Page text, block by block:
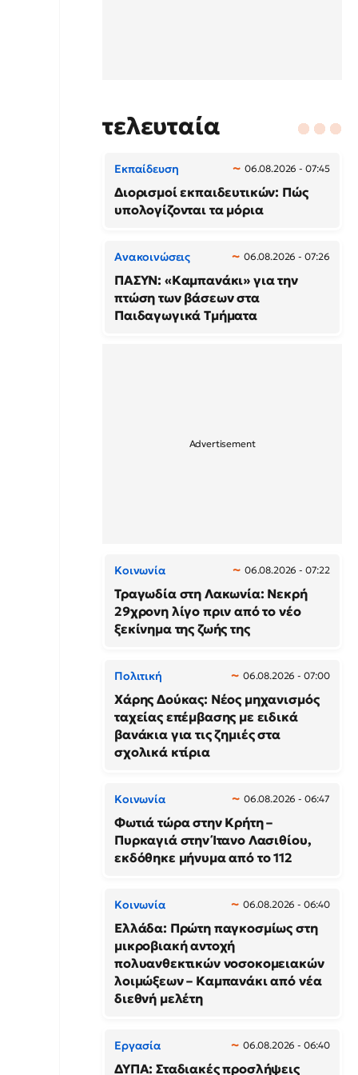
τελευταία
Εκπαίδευση 06.08.2026 - 07:45
Διορισμοί εκπαιδευτικών: Πώς
υπολογίζονται τα μόρια
Ανακοινώσεις 06.08.2026 - 07:26
ΠΑΣΥΝ: «Καμπανάκι» για την
πτώση των βάσεων στα
Παιδαγωγικά Τμήματα
Κοινωνία 06.08.2026 - 07:22
Τραγωδία στη Λακωνία: Νεκρή
29χρονη λίγο πριν από το νέο
ξεκίνημα της ζωής της
Πολιτική 06.08.2026 - 07:00
Χάρης Δούκας: Νέος μηχανισμός
ταχείας επέμβασης με ειδικά
βανάκια για τις ζημιές στα
σχολικά κτίρια
Κοινωνία 06.08.2026 - 06:47
Φωτιά τώρα στην Κρήτη –
Πυρκαγιά στην Ίτανο Λασιθίου,
εκδόθηκε μήνυμα από το 112
Κοινωνία 06.08.2026 - 06:40
Ελλάδα: Πρώτη παγκοσμίως στη
μικροβιακή αντοχή
πολυανθεκτικών νοσοκομειακών
λοιμώξεων – Καμπανάκι από νέα
διεθνή μελέτη
Εργασία 06.08.2026 - 06:40
ΔΥΠΑ: Σταδιακές προσλήψεις